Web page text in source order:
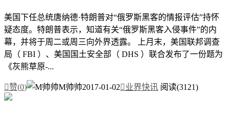
美国下任总统唐纳德·特朗普对“俄罗斯黑客的情报评估”持怀
疑态度。特朗普表示，知道有关“俄罗斯黑客入侵事件”的内
幕，并将于周二或周三向外界透露。 上月末，美国联邦调查
局（ FBI ）、美国国土安全部（ DHS ）联合发布了一份题为
《灰熊草原-...
赞(0) M帅帅2017-01-02业界快讯 阅读(3121)